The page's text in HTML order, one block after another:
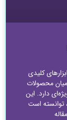
کلیدی
محصولات
دارد. این
توانسته است